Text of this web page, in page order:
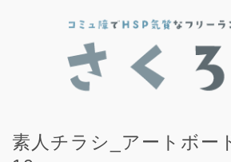
素人チラシ_アートボー